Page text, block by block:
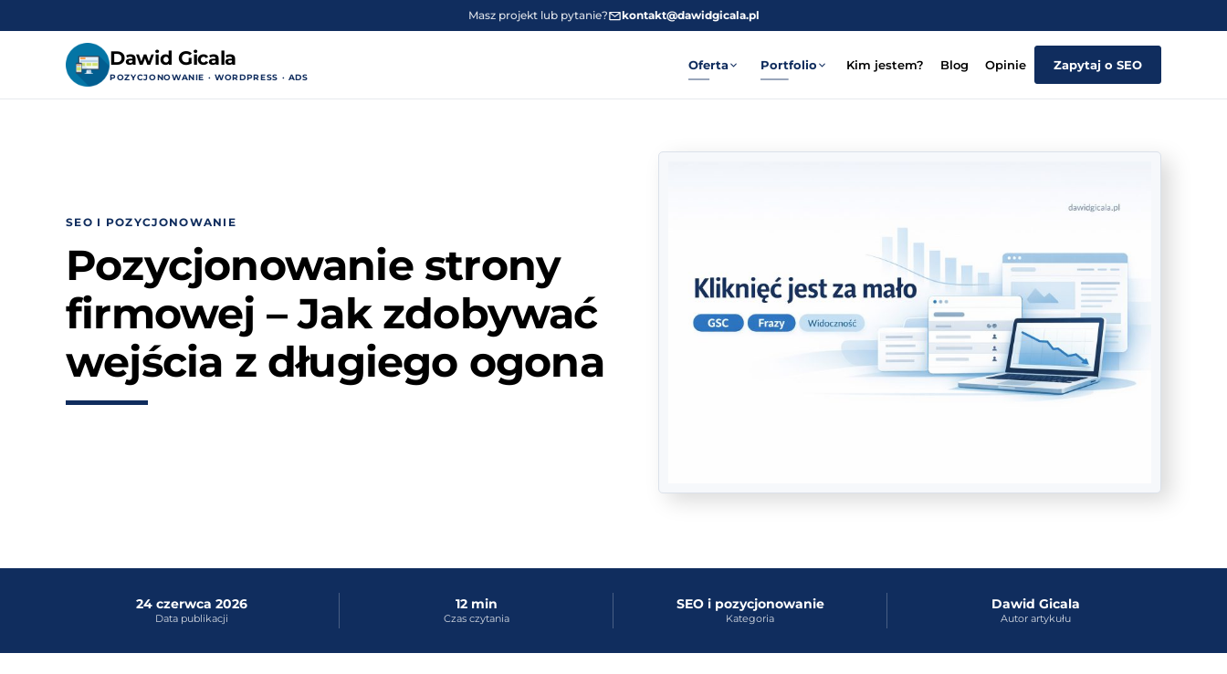
Masz projekt lub pytanie? kontakt@dawidgicala.pl
Dawid Gicala
POZYCJONOWANIE · WORDPRESS · ADS
Oferta Portfolio Kim jestem? Blog Opinie Zapytaj o SEO
SEO I POZYCJONOWANIE
Pozycjonowanie strony
firmowej – Jak zdobywać
wejścia z długiego ogona
24 czerwca 2026
Data publikacji
12 min
Czas czytania
SEO i pozycjonowanie
Kategoria
Dawid Gicala
Autor artykułu